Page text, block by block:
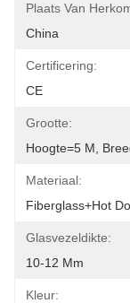
Plaats Van
China
Certificering:
CE
Grootte:
Hoogte=5 M,
Materiaal:
Fiberglass+Hot
Glasvezeldikte:
10-12 Mm
Kleur: